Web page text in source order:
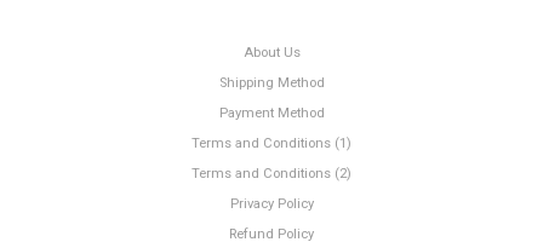
About Us
Shipping Method
Payment Method
Terms and Conditions (1)
Terms and Conditions (2)
Privacy Policy
Refund Policy